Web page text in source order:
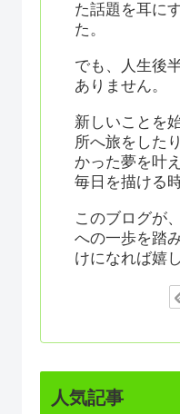
た話題を耳に
た。
でも、人生後
ありません。
新しいことを
所へ旅をした
かった夢を叶
毎日を描ける
このブログが
への一歩を踏
けになれば嬉
人気記事